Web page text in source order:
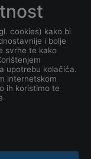
?
"
cookies) kako bi
i bolje
svrhe te kako
upotrebu kolačića.
internetskom
ih koristimo te